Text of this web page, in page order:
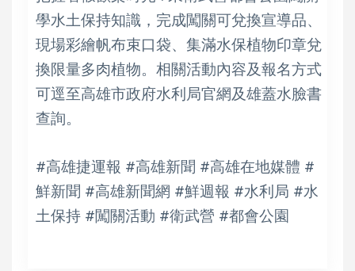
學水土保持知識，完成闖關可兌換宣導品、
現場彩繪帆布束口袋、集滿水保植物印章兌
換限量多肉植物。相關活動內容及報名方式
可逕至高雄市政府水利局官網及雄蓋水臉書
查詢。
#高雄捷運報 #高雄新聞 #高雄在地媒體 #
鮮新聞 #高雄新聞網 #鮮週報 #水利局 #水
土保持 #闖關活動 #衛武營 #都會公園